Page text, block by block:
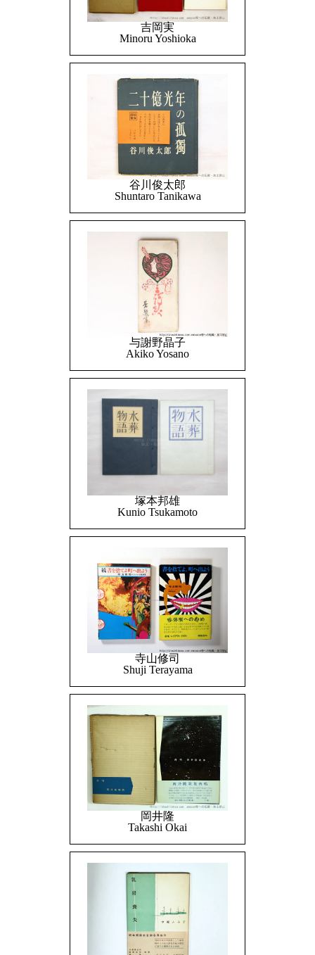
吉岡実
Minoru Yoshioka
谷川俊太郎
Shuntaro Tanikawa
与謝野晶子
Akiko Yosano
塚本邦雄
Kunio Tsukamoto
寺山修司
Shuji Terayama
岡井隆
Takashi Okai